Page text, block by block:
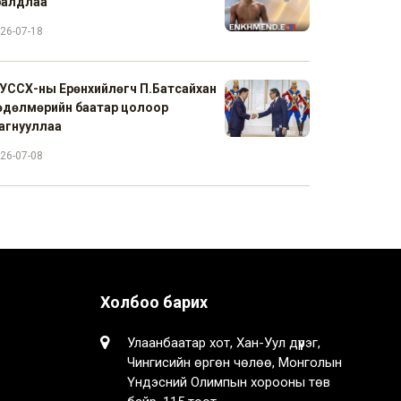
07-18
ны Ерөнхийлөгч П.Батсайхан
баатар цолоор
07-08
Холбоо барих
Улаанбаатар хот, Хан-Уул дүүрэг,
Чингисийн өргөн чөлөө, Монголын
Үндэсний Олимпын хорооны төв